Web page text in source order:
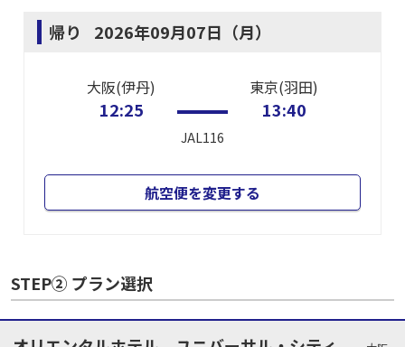
帰り 2026年09月07日（月）
大阪(伊丹)
12:25
JAL116
東京(羽田)
13:40
航空便を変更する
STEP② プラン選択